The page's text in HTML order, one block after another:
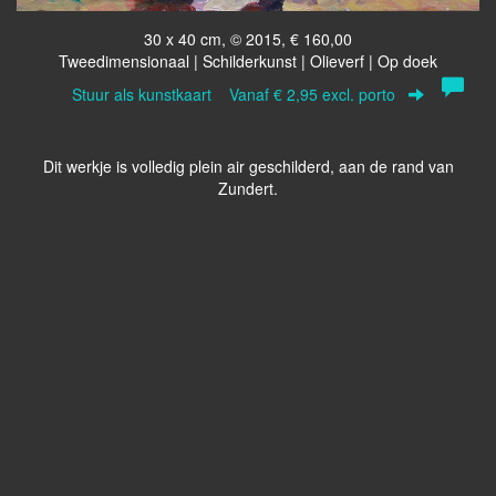
30 x 40 cm, © 2015, € 160,00
Tweedimensionaal | Schilderkunst | Olieverf | Op doek
Stuur als kunstkaart Vanaf € 2,95 excl. porto
Dit werkje is volledig plein air geschilderd, aan de rand van
Zundert.